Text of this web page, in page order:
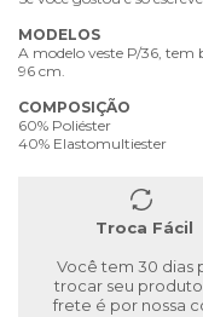
MODELOS
A modelo veste P/36,
96 cm.
COMPOSIÇÃO
60% Poliéster
40% Elastomultiester
Troca Fácil
Você tem 30 dias
trocar seu
frete é por nossa